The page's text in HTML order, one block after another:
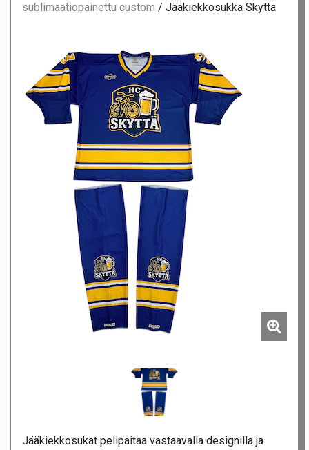
sublimaatiopainettu custom / Jääkiekkosukka Skyttä
Jääkiekkosukat pelipaitaa vastaavalla designilla ja